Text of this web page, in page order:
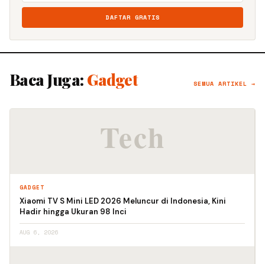
DAFTAR GRATIS
Baca Juga: Gadget SEMUA ARTIKEL →
GADGET
Xiaomi TV S Mini LED 2026 Meluncur di Indonesia, Kini
Hadir hingga Ukuran 98 Inci
AUG 6, 2026